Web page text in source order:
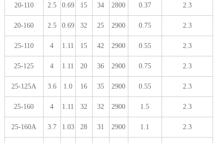
20-110 2.5 0.69 15 34 2800 0.37 2.3
20-160 2.5 0.69 32 25 2900 0.75 2.3
25-110 4 1.11 15 42 2900 0.55 2.3
25-125 4 1.11 20 36 2900 0.75 2.3
25-125A 3.6 1.0 16 35 2900 0.55 2.3
25-160 4 1.11 32 32 2900 1.5 2.3
25-160A 3.7 1.03 28 31 2900 1.1 2.3